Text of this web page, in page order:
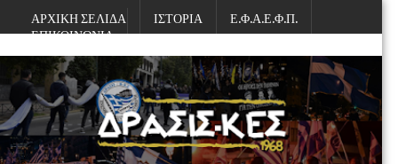
ΑΡΧΙΚΗ ΣΕΛΙΔΑ ΙΣΤΟΡΙΑ
Ε.Φ.Α.Ε.Φ.Π.
ΕΠΙΚΟΙΝΩΝΙΑ
Κυριακή, Αυγούστου 09, 2026